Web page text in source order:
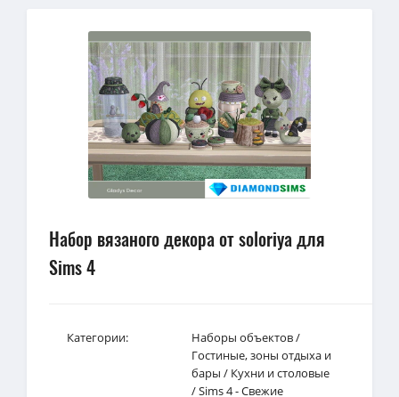
Набор вязаного декора от soloriya для
Sims 4
Категории: Наборы объектов/
Гостиные, зоны отдыха и
бары / Кухни и столовые
/Sims 4 - Свежие